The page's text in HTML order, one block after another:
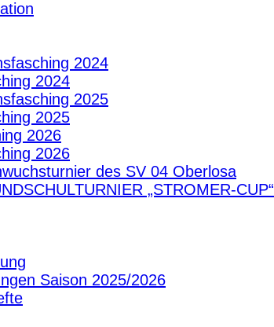
2024
2024
2025
2025
2026
2026
des SV 04 Oberlosa
„STROMER-CUP“
Saison 2025/2026